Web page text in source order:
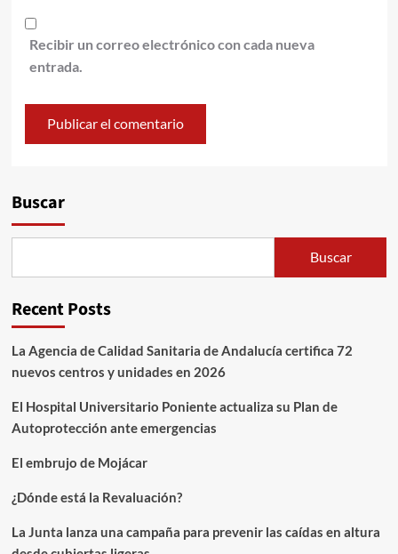
Recibir un correo electrónico con cada nueva
entrada.
Buscar
Buscar
Recent Posts
La Agencia de Calidad Sanitaria de Andalucía certifica 72
nuevos centros y unidades en 2026
El Hospital Universitario Poniente actualiza su Plan de
Autoprotección ante emergencias
El embrujo de Mojácar
¿Dónde está la Revaluación?
La Junta lanza una campaña para prevenir las caídas en altura